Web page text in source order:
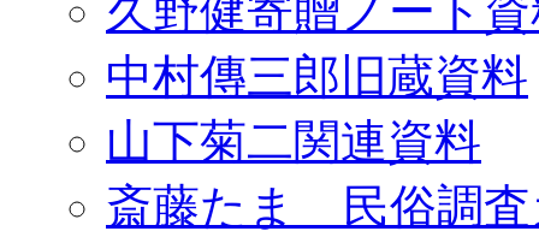
久野健寄贈ノート
中村傳三郎旧蔵資料
山下菊二関連資料
斎藤たま 民俗調査